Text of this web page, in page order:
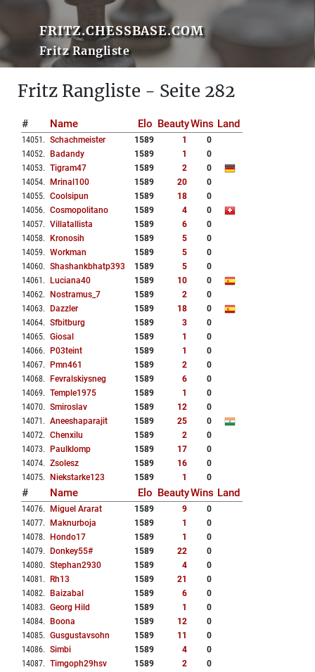
FRITZ.CHESSBASE.COM
Fritz Rangliste
Fritz Rangliste - Seite 282
# Name Elo BeautyWins Land
14051 . Schachmeister 1589 1
0
14052. Badandy 1589 1
0
14053. Tigram47 1589 2
0
14054. Mrinal100 1589 20
0
14055. Coolsipun 1589 18
0
14056. Cosmopolitano 1589 4
0
14057. Villatallista 1589 6
0
14058. Kronosih 1589 5
0
14059. Workman 1589 5
0
14060. Shashankbhatp393 1589 5
0
14061 . Luciana40 1589 10
0
14062. Nostramus_7 1589 2
0
14063. Dazzler 1589 18
0
14064. Sfbitburg 1589 3
0
14065. Giosal 1589 1
0
14066. P03teint 1589 1
0
14067. Pmn461 1589 2
0
14068. Fevralskiysneg 1589 6
0
14069. Temple1975 1589 1
0
14070. Smiroslav 1589 12
0
14071 . Aneeshaparajit 1589 25
0
14072. Chenxilu 1589 2
0
14073. Paulklomp 1589 17
0
14074. Zsolesz 1589 16
0
14075. Niekstarke123 1589 1 0
# Name Elo BeautyWins Land
14076. Miguel Ararat 1589 9
0
14077. Maknurboja 1589 1
0
14078. Hondo17 1589 1
0
14079. Donkey55# 1589 22
0
14080. Stephan2930 1589 4
0
14081 . Rh13 1589 21
0
14082. Baizabal 1589 6
0
14083. Georg Hild 1589 1
0
14084. Boona 1589 12
0
14085. Gusgustavsohn 1589 11
0
14086. Simbi 1589 4
0
14087. Timgoph29hsv 1589 2
0